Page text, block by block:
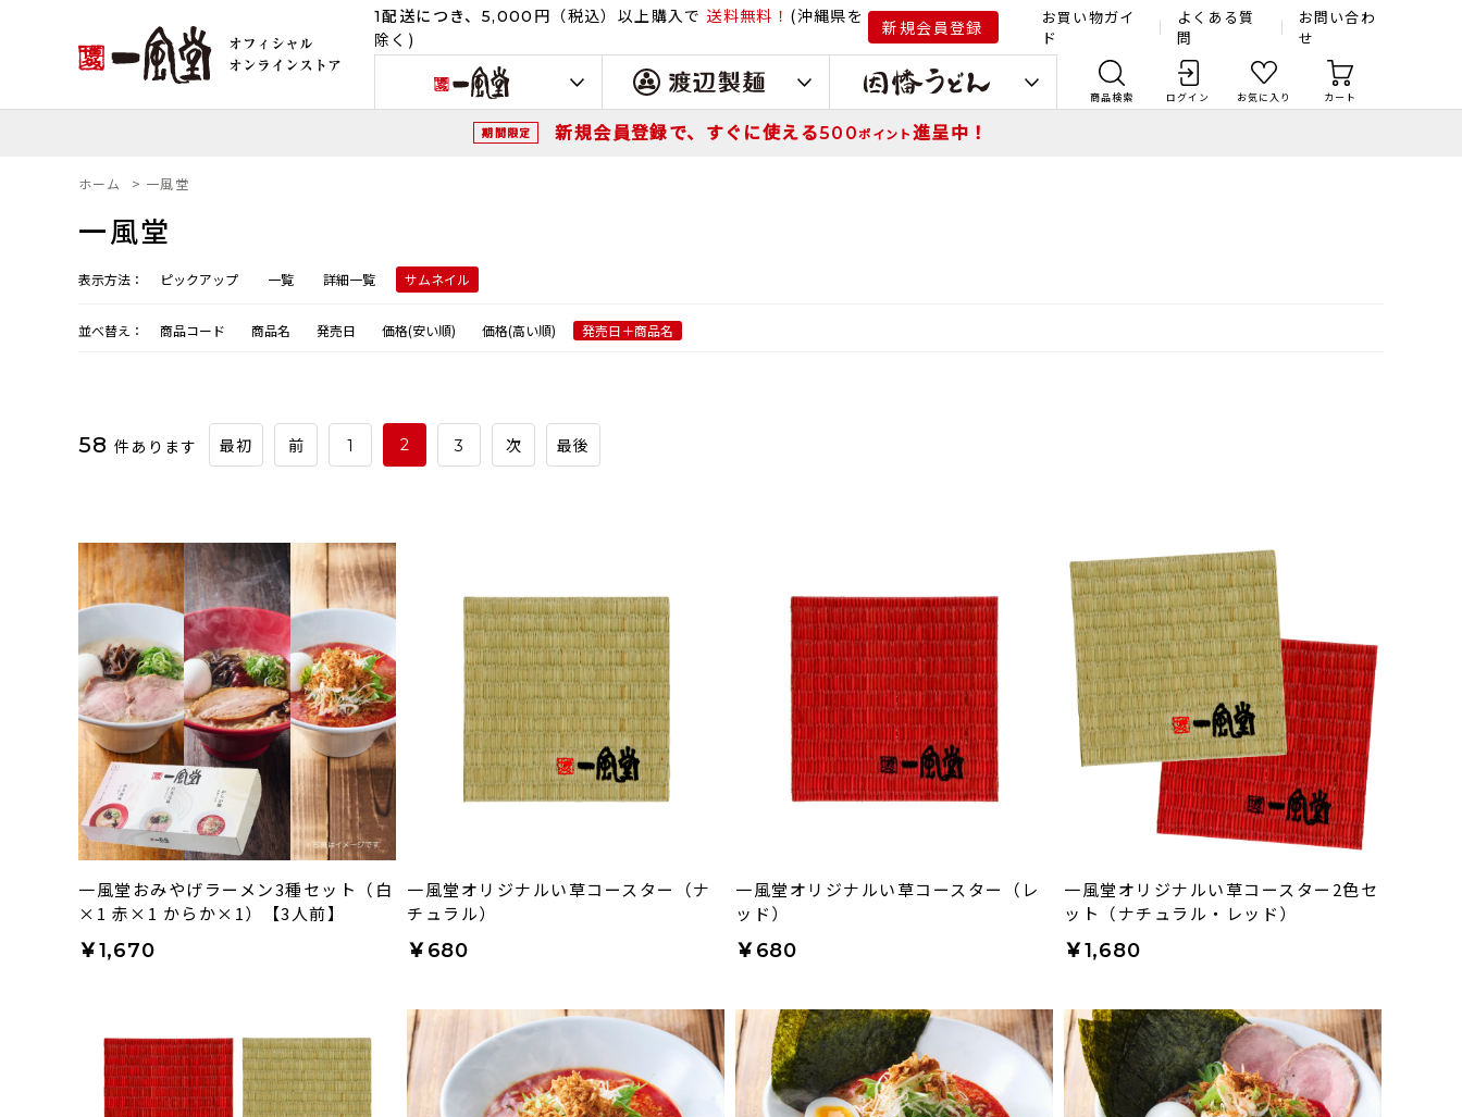
1配送につき、5,000 円（税込） 以上購入で 送料無料！ (沖縄県を
除く)
新規会員登録
お買い物ガイ
ド
よくある質
問
お問い合わ
せ
商品検索 ログイン お気に入り カート
期間限定 新規会員登録で、すぐに使える500ポイント進呈中！
ホーム > 一風堂
一風堂
表示方法： ピックアップ 一覧 詳細一覧 サムネイル
並べ替え： 商品コード 商品名 発売日 価格(安い順) 価格(高い順) 発売日＋商品名
58 件あります 最初 前 1 2 3 次 最後
一風堂おみやげラーメン3種セット（白
×1 赤×1 からか×1）【3人前】
￥1,670
一風堂オリジナルい草コースター（ナ
チュラル）
￥680
一風堂オリジナルい草コースター（レ
ッド）
￥680
一風堂オリジナルい草コースター2色セ
ット（ナチュラル・レッド）
￥1,680